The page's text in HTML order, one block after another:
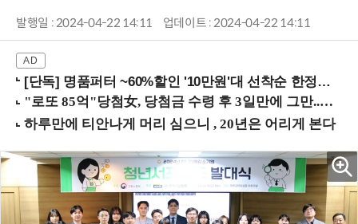
발행일 : 2024-04-22 14:11 업데이트 : 2024-04-22 14:11
[단독] 명품퍼터 ~60%할인 '10만원'대 선착순 한정판매!